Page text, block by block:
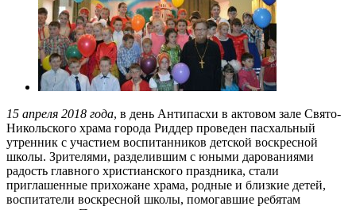
15 апреля 2018 года, в день Антипасхи в актовом зале Свято-
Никольского храма города Риддер проведен пасхальный
утренник с участием воспитанников детской воскресной
школы. Зрителями, разделившим с юными дарованиями
радость главного христианского праздника, стали
приглашенные прихожане храма, родные и близкие детей,
воспитатели воскресной школы, помогавшие ребятам